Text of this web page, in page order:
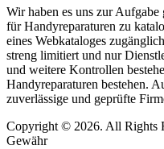
Wir haben es uns zur
für Handyreparaturen zu
eines Webkataloges
streng limitiert und nur
und weitere Kontrollen
Handyreparaturen bestehen.
zuverlässige und geprüfte
Copyright © 2026. All Rights
Gewähr